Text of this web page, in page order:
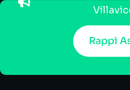
Rappi